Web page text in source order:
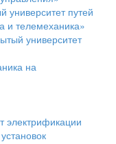
университет путей
и телемеханика»
университет
на
электрификации